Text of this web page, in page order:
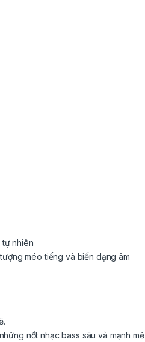
nhiên
méo tiếng và biến dạng âm
nốt nhạc bass sâu và mạnh mẽ,